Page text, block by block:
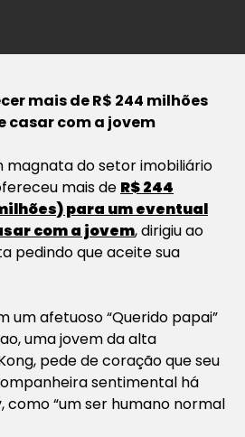
mais de R$ 244 milhões
casar com a jovem
magnata do setor imobiliário
mais de R$ 244
para um eventual
com a jovem, dirigiu ao
pedindo que aceite sua
um afetuoso “Querido papai”
uma jovem da alta
pede de coração que seu
sentimental há
como “um ser humano normal